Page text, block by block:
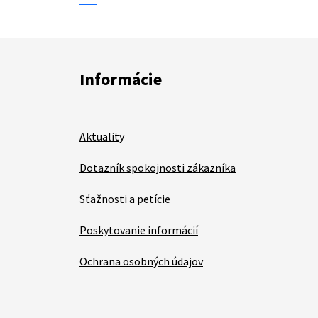
Informácie
Aktuality
Dotazník spokojnosti zákazníka
Sťažnosti a petície
Poskytovanie informácií
Ochrana osobných údajov